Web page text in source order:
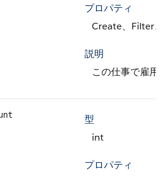
プロパティ
Create、Filter
説明
この仕事で雇用
型
int
プロパティ